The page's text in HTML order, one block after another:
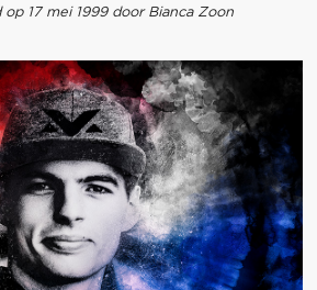
op 17 mei 1999 door Bianca Zoon